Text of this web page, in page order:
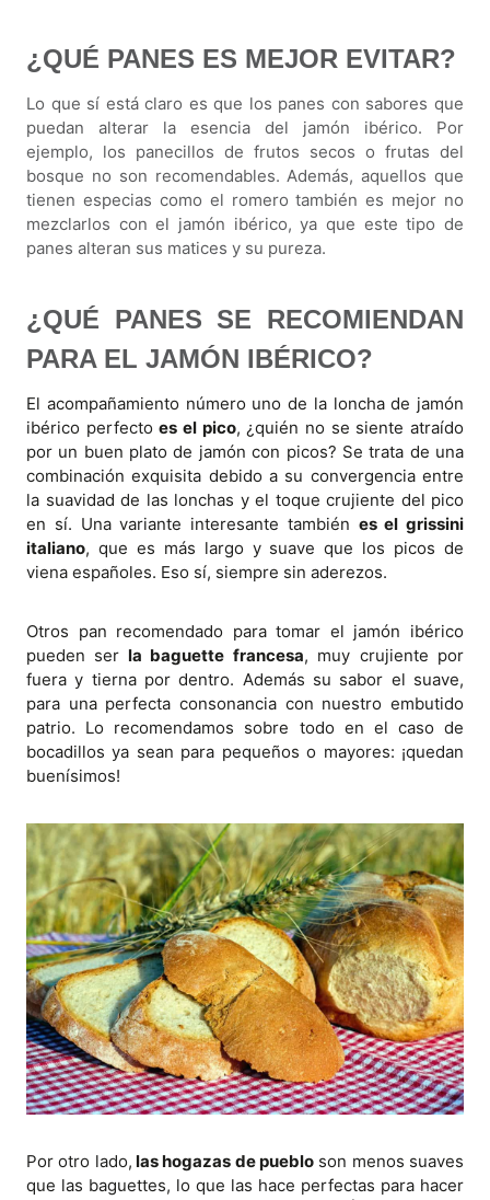
¿QUÉ PANES ES MEJOR EVITAR?
Lo que sí está claro es que los panes con sabores que
puedan alterar la esencia del jamón ibérico. Por
ejemplo, los panecillos de frutos secos o frutas del
bosque no son recomendables. Además, aquellos que
tienen especias como el romero también es mejor no
mezclarlos con el jamón ibérico, ya que este tipo de
panes alteran sus matices y su pureza.
¿QUÉ PANES SE RECOMIENDAN
PARA EL JAMÓN IBÉRICO?
El acompañamiento número uno de la loncha de jamón
ibérico perfectoes el pico, ¿quién no se siente atraído
por un buen plato de jamón con picos? Se trata de una
combinación exquisita debido a su convergencia entre
la suavidad de las lonchas y el toque crujiente del pico
en sí. Una variante interesante también es el grissini
italiano, que es más largo y suave que los picos de
viena españoles. Eso sí, siempre sin aderezos.
Otros pan recomendado para tomar el jamón ibérico
pueden ser la baguette francesa, muy crujiente por
fuera y tierna por dentro. Además su sabor el suave,
para una perfecta consonancia con nuestro embutido
patrio. Lo recomendamos sobre todo en el caso de
bocadillos ya sean para pequeños o mayores: ¡quedan
buenísimos!
Por otro lado, las hogazas de pueblo son menos suaves
que las baguettes, lo que las hace perfectas para hacer